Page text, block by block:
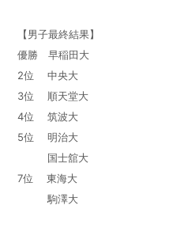
【男子最終結果】
優勝 早稲田大
2位 中央大
3位 順天堂大
4位 筑波大
5位 明治大
国士舘大
7位 東海大
駒澤大